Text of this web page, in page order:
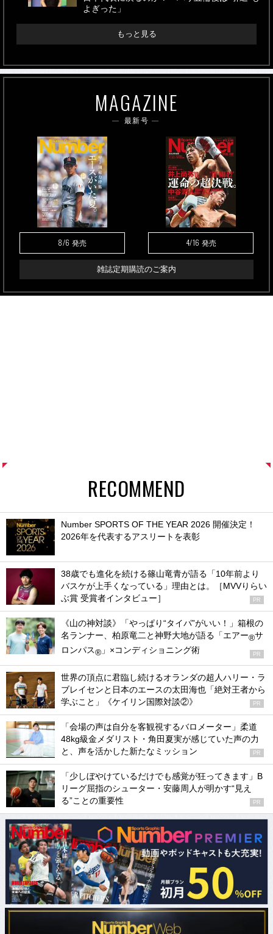
よぎった」
もっと見る
MAGAZINE
最新号
8/6 発売 4/16 発売
雑誌定期購読のご案内
RECOMMEND
Number SPORTS OF THE YEAR 2026 開催決定！
2026年を代表するアスリートを表彰
38歳でも進化を続ける篠山竜青が語る「10年前より
バスケが上手くなっている」理由とは。［MVVりらい
ぶ賞 受賞者インタビュー］
PR
《山の神対談》「やっぱり“タイパ”がいい！」箱根の
名ランナー、柏原竜二と神野大地が語る「エアー®サ
ロンパス® 」×コンディショニング術 PR
世界の頂点に君臨し続けるオランダの超人ハリー・ラ
ブレイセンと日本のエースの太田海也「絶対王者から
学ぶこと」《ケイリン国際対談②》
PR
「会場の声は自分を客観視するバロメーター」柔道
48kg級金メダリスト・角田夏実が感じていた声の力
と、声を活かした新たなミッション
PR
「少しぼやけているだけでも感覚が狂ってきます」B
リーグ屈指のシューター・安藤周人が明かす“見え
る”ことの重要性
PR